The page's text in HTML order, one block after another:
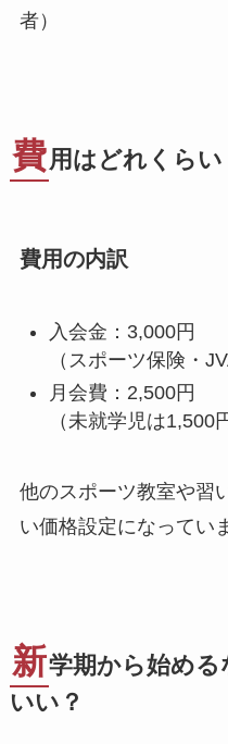
者）
費用はどれくらい
費用の内訳
入会金：3,000円
（スポーツ保険・
月会費：2,500円
（未就学児は1,500
他のスポーツ教室や習
い価格設定になってい
新学期から始め
いい？